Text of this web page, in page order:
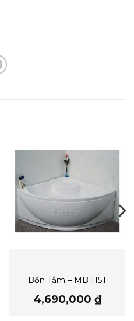
Bồn Tắm – MB 115T
4,690,000 ₫